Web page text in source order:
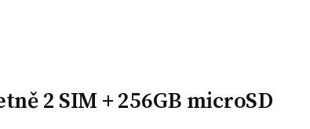
2 SIM + 256GB microSD